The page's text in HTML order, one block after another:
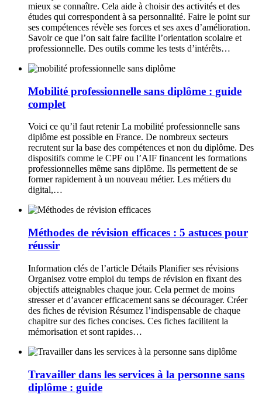
mieux se connaître. Cela aide à choisir des activités et des
études qui correspondent à sa personnalité. Faire le point sur
ses compétences révèle ses forces et ses axes d’amélioration.
Savoir ce que l’on sait faire facilite l’orientation scolaire et
professionnelle. Des outils comme les tests d’intérêts…
Mobilité professionnelle sans diplôme : guide
complet
Voici ce qu’il faut retenir La mobilité professionnelle sans
diplôme est possible en France. De nombreux secteurs
recrutent sur la base des compétences et non du diplôme. Des
dispositifs comme le CPF ou l’AIF financent les formations
professionnelles même sans diplôme. Ils permettent de se
former rapidement à un nouveau métier. Les métiers du
digital,…
Méthodes de révision efficaces : 5 astuces pour
réussir
Information clés de l’article Détails Planifier ses révisions
Organisez votre emploi du temps de révision en fixant des
objectifs atteignables chaque jour. Cela permet de moins
stresser et d’avancer efficacement sans se décourager. Créer
des fiches de révision Résumez l’indispensable de chaque
chapitre sur des fiches concises. Ces fiches facilitent la
mémorisation et sont rapides…
Travailler dans les services à la personne sans
diplôme : guide